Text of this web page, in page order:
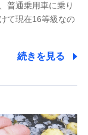
社
と取引のあるも
れらに付帯、関
、提供するため
普通乗用車に乗り
て現在16等級なの
続きを見る